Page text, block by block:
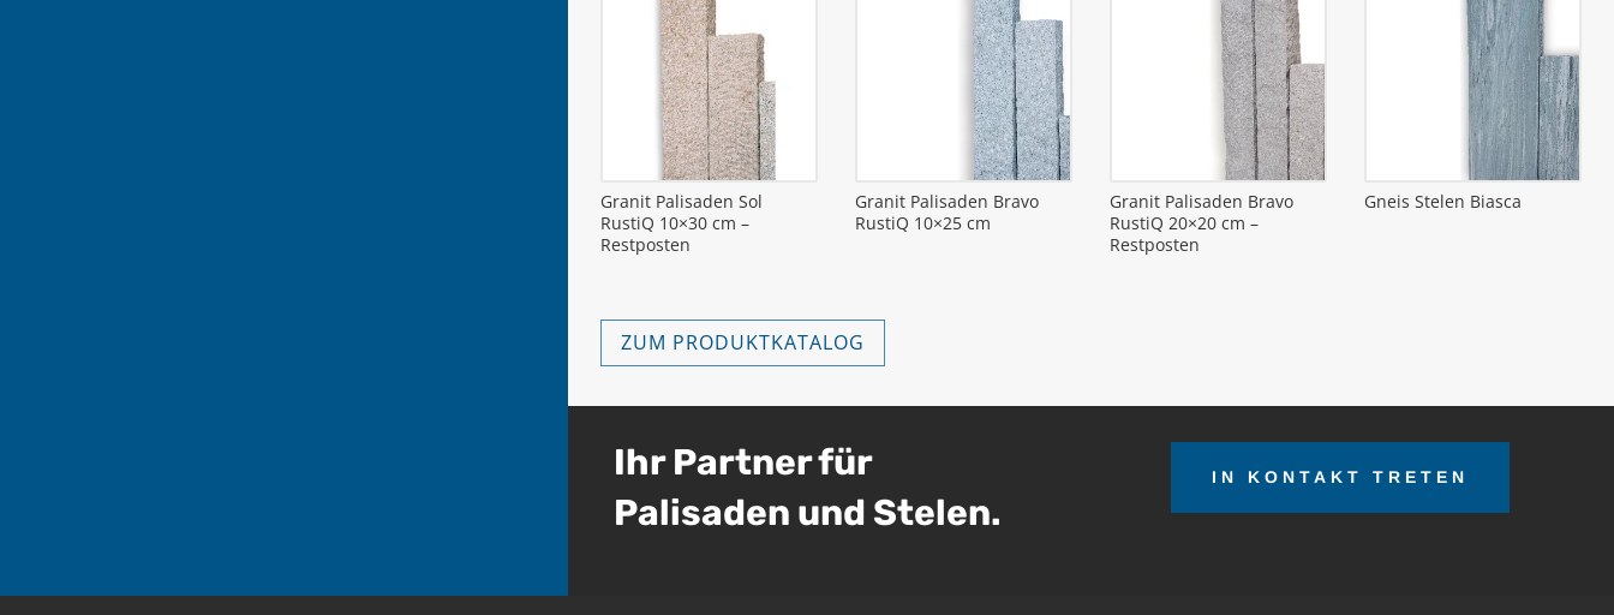
Granit Palisaden Sol
RustiQ 10×30 cm –
Restposten
Granit Palisaden Bravo
RustiQ 10×25 cm
Granit Palisaden Bravo
RustiQ 20×20 cm –
Restposten
Gneis Stelen Biasca
ZUM PRODUKTKATALOG
Ihr Partner für
Palisaden und Stelen.
IN KONTAKT TRETEN